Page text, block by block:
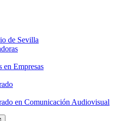
de Sevilla
en Empresas
en Comunicación Audiovisual